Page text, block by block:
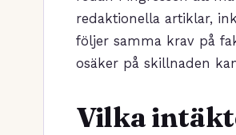
redaktionella artiklar,
följer samma krav på
osäker på skillnaden
Vilka